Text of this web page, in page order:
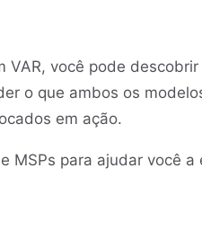
você pode
o que ambos os
em ação.
MSPs para ajudar você